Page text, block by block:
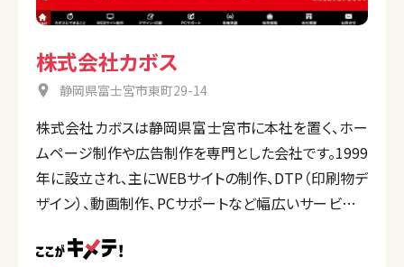
株式会社カボス
静岡県富士宮市東町29-14
株式会社カボスは静岡県富士宮市に本社を置く、ホー
ムページ制作や広告制作を専門とした会社です。1999
年に設立され、主にWEBサイトの制作、DTP（印刷物デ
ザイン）、動画制作、PCサポートなど幅広いサービスを
地域密着型の広告・デザイン制作会社として、クライア